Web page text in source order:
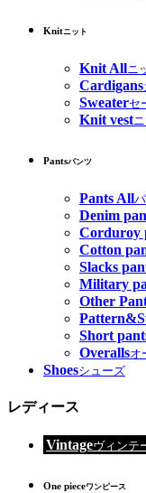
Knitニット
Knit Allニ
Cardigans
Sweaterセ
Knit vest
Pantsパンツ
Pants All
Denim
Corduroy
Cotton
Slacks
Military
Other
Short
Overallsオ
Shoesシューズ
レディース
Vintageヴィンテ
One pieceワンピース